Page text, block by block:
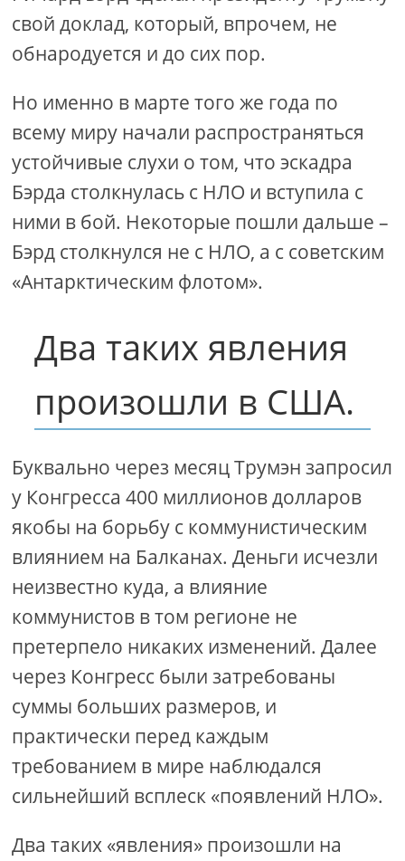
свой доклад, который, впрочем, не
обнародуется и до сих пор.
Но именно в марте того же года по
всему миру начали распространяться
устойчивые слухи о том, что эскадра
Бэрда столкнулась с НЛО и вступила с
ними в бой. Некоторые пошли дальше –
Бэрд столкнулся не с НЛО, а с советским
«Антарктическим флотом».
Два таких явления
произошли в США.
Буквально через месяц Трумэн запросил
у Конгресса 400 миллионов долларов
якобы на борьбу с коммунистическим
влиянием на Балканах. Деньги исчезли
неизвестно куда, а влияние
коммунистов в том регионе не
претерпело никаких изменений. Далее
через Конгресс были затребованы
суммы больших размеров, и
практически перед каждым
требованием в мире наблюдался
сильнейший всплеск «появлений НЛО».
Два таких «явления» произошли на